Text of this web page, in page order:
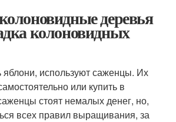
деревья
колоновидных
используют саженцы. Их
или купить в
стоят немалых денег, но,
всех правил выращивания, за